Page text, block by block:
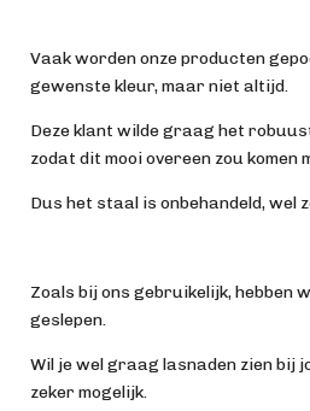
Vaak worden onze producten
gewenste kleur, maar niet altijd.
Deze klant wilde graag het
zodat dit mooi overeen zou komen
Dus het staal is onbehandeld, wel
Zoals bij ons gebruikelijk, hebben
geslepen.
Wil je wel graag lasnaden zien bij
zeker mogelijk.